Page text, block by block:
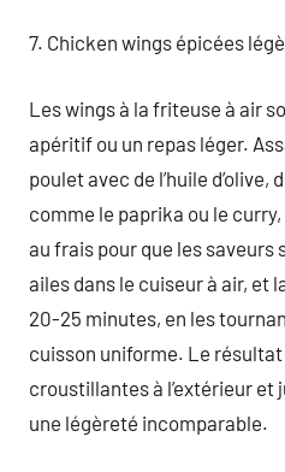
7. Chicken wings épicées
Les wings à la friteuse à air
apéritif ou un repas léger.
poulet avec de l’huile d’olive,
comme le paprika ou le
au frais pour que les saveurs
ailes dans le cuiseur à air, et
20-25 minutes, en les
cuisson uniforme. Le
croustillantes à l’extérieur et
une légèreté incomparable.